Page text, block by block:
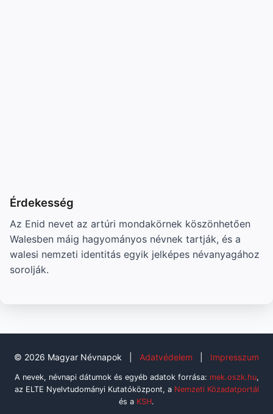
Érdekesség
Az Enid nevet az artúri mondakörnek köszönhetően
Walesben máig hagyományos névnek tartják, és a
walesi nemzeti identitás egyik jelképes névanyagához
sorolják.
© 2026 Magyar Névnapok Adatvédelem Impresszum
A nevek, névnapi dátumok és egyéb adatok forrása: mek.oszk.hu,
az ELTE Nyelvtudományi Kutatóközpont, a Nemzeti Közadatportál
és a KSH.